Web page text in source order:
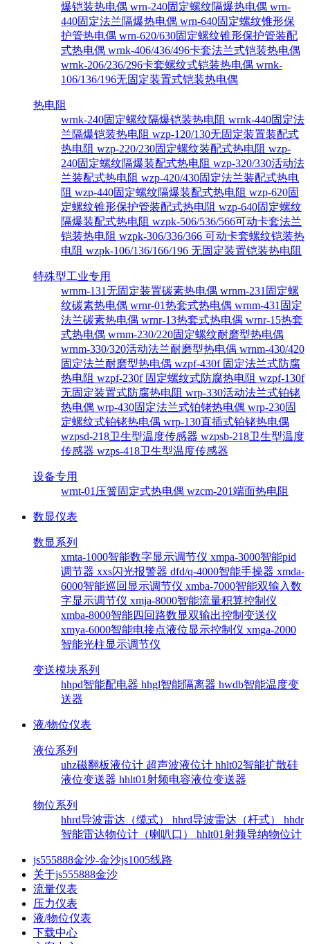
爆铠装热电偶 wrn-240固定螺纹隔爆热电偶 wrn-
440固定法兰隔爆热电偶 wrn-640固定螺纹锥形保
护管热电偶 wrn-620/630固定螺纹锥形保护管装配
式热电偶 wrnk-406/436/496卡套法兰式铠装热电偶
wrnk-206/236/296卡套螺纹式铠装热电偶 wrnk-
106/136/196无固定装置式铠装热电偶
热电阻
wrnk-240固定螺纹隔爆铠装热电阻 wrnk-440固定法
兰隔爆铠装热电阻 wzp-120/130无固定装置装配式
热电阻 wzp-220/230固定螺纹装配式热电阻 wzp-
240固定螺纹隔爆装配式热电阻 wzp-320/330活动法
兰装配式热电阻 wzp-420/430固定法兰装配式热电
阻 wzp-440固定螺纹隔爆装配式热电阻 wzp-620固
定螺纹锥形保护管装配式热电阻 wzp-640固定螺纹
隔爆装配式热电阻 wzpk-506/536/566可动卡套法兰
铠装热电阻 wzpk-306/336/366 可动卡套螺纹铠装热
电阻 wzpk-106/136/166/196 无固定装置铠装热电阻
特殊型工业专用
wrnm-131无固定装置碳素热电偶 wrnm-231固定螺
纹碳素热电偶 wrnr-01热套式热电偶 wrnm-431固定
法兰碳素热电偶 wrnr-13热套式热电偶 wrnr-15热套
式热电偶 wrnm-230/220固定螺纹耐磨型热电偶
wrnm-330/320活动法兰耐磨型热电偶 wrnm-430/420
固定法兰耐磨型热电偶 wzpf-430f 固定法兰式防腐
热电阻 wzpf-230f 固定螺纹式防腐热电阻 wzpf-130f
无固定装置式防腐热电阻 wrp-330活动法兰式铂铑
热电偶 wrp-430固定法兰式铂铑热电偶 wrp-230固
定螺纹式铂铑热电偶 wrp-130直插式铂铑热电偶
wzpsd-218卫生型温度传感器 wzpsb-218卫生型温度
传感器 wzps-418卫生型温度传感器
设备专用
wrnt-01压簧固定式热电偶 wzcm-201端面热电阻
数显仪表
数显系列
xmta-1000智能数字显示调节仪 xmpa-3000智能pid
调节器 xxs闪光报警器 dfd/q-4000智能手操器 xmda-
6000智能巡回显示调节仪 xmba-7000智能双输入数
字显示调节仪 xmja-8000智能流量积算控制仪
xmba-8000智能四回路数显双输出控制变送仪
xmya-6000智能电接点液位显示控制仪 xmga-2000
智能光柱显示调节仪
变送模块系列
hhpd智能配电器 hhgl智能隔离器 hwdb智能温度变
送器
液/物位仪表
液位系列
uhz磁翻板液位计 超声波液位计 hhlt02智能扩散硅
液位变送器 hhlt01射频电容液位变送器
物位系列
hhrd导波雷达（缆式） hhrd导波雷达（杆式） hhdr
智能雷达物位计（喇叭口） hhlt01射频导纳物位计
js555888金沙-金沙js1005线路
关于js555888金沙
流量仪表
压力仪表
液/物位仪表
下载中心